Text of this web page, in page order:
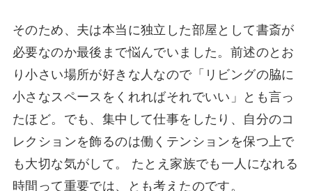
そのため、夫は本当に独立した部屋として書斎が
必要なのか最後まで悩んでいました。前述のとお
り小さい場所が好きな人なので「リビングの脇に
小さなスペースをくれればそれでいい」とも言っ
たほど。でも、集中して仕事をしたり、自分のコ
レクションを飾るのは働くテンションを保つ上で
も大切な気がして。 たとえ家族でも一人になれる
時間って重要では、とも考えたのです。